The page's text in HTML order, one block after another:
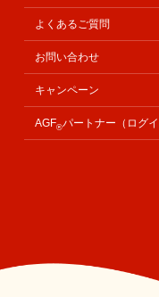
よくあるご質問
お問い合わせ
キャンペーン
AGF®パートナー（ログイ